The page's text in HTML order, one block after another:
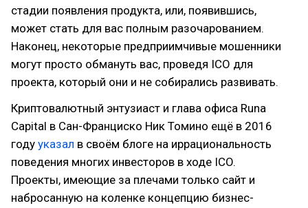
стадии появления продукта, или, появившись,
может стать для вас полным разочарованием.
Наконец, некоторые предприимчивые мошенники
могут просто обмануть вас, проведя ICO для
проекта, который они и не собирались развивать.
Криптовалютный энтузиаст и глава офиса Runa
Capital в Сан-Франциско Ник Томино ещё в 2016
году указал в своём блоге на иррациональность
поведения многих инвесторов в ходе ICO.
Проекты, имеющие за плечами только сайт и
набросанную на коленке концепцию бизнес-